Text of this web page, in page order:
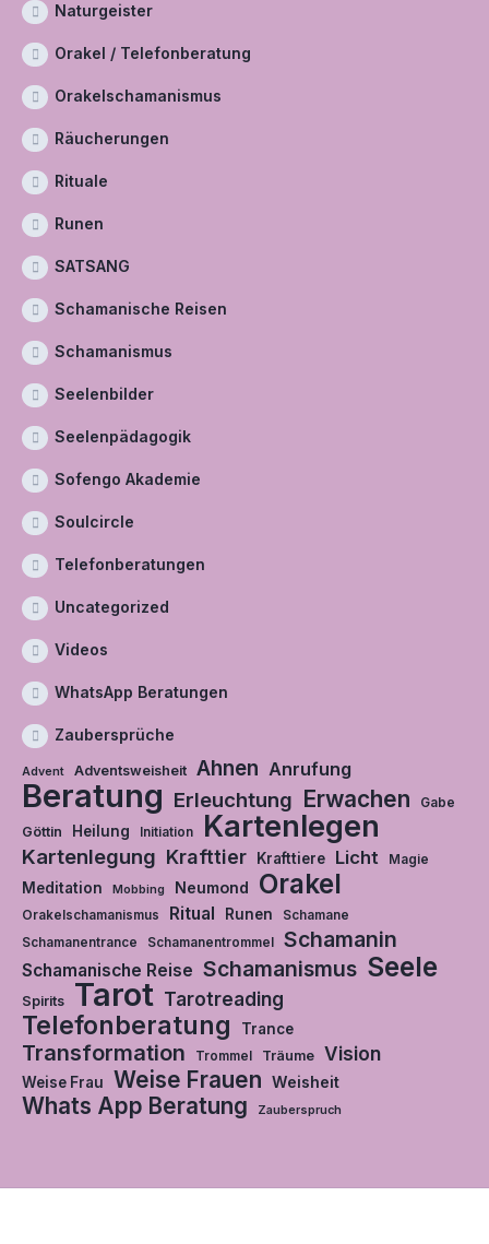
Naturgeister
Orakel / Telefonberatung
Orakelschamanismus
Räucherungen
Rituale
Runen
SATSANG
Schamanische Reisen
Schamanismus
Seelenbilder
Seelenpädagogik
Sofengo Akademie
Soulcircle
Telefonberatungen
Uncategorized
Videos
WhatsApp Beratungen
Zaubersprüche
Advent Adventsweisheit Ahnen Anrufung
Beratung Erleuchtung Erwachen Gabe
Göttin Heilung Initiation Kartenlegen
Kartenlegung Krafttier Krafttiere Licht Magie
Meditation Mobbing Neumond Orakel
Orakelschamanismus Ritual Runen
Schamane
Schamanentrance
Schamanentrommel Schamanin
Schamanische Reise Schamanismus Seele
Spirits Tarot Tarotreading
Telefonberatung Trance
Transformation Trommel Träume Vision
Weise Frau Weise Frauen Weisheit
Whats App Beratung Zauberspruch